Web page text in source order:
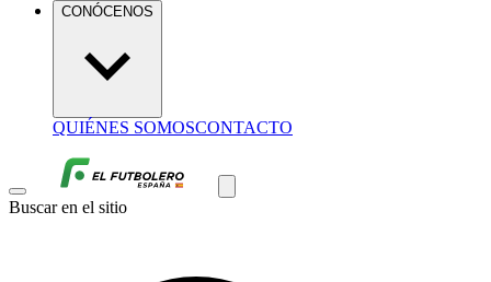
CONÓCENOS
QUIÉNES SOMOSCONTACTO
Buscar en el sitio